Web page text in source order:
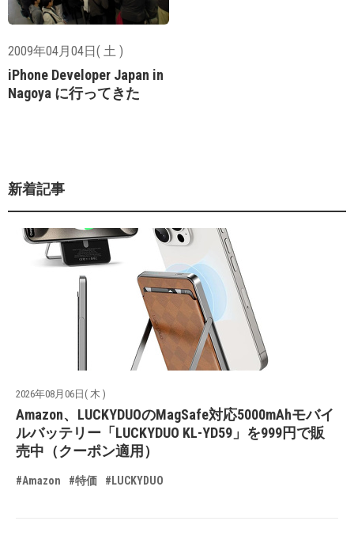
2009年04月04日( 土 )
iPhone Developer Japan in
Nagoya に行ってきた
新着記事
2026年08月06日( 木 )
Amazon、LUCKYDUOのMagSafe対応5000mAhモバイ
ルバッテリー「LUCKYDUO KL-YD59」を999円で販
売中（クーポン適用）
#Amazon #特価 #LUCKYDUO